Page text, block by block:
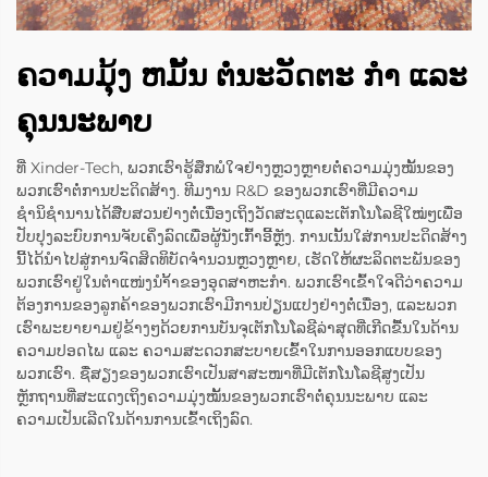
ຄວາມມຸ້ງ ຫມັ້ນ ຕໍ່ນະວັດຕະ ກໍາ ແລະ
ຄຸນນະພາບ
ທີ່ Xinder-Tech, ພວກເຮົາຮູ້ສຶກພໍໃຈຢ່າງຫຼວງຫຼາຍຕໍ່ຄວາມມຸ່ງໝັ້ນຂອງ
ພວກເຮົາຕໍ່ການປະດິດສ້າງ. ທີມງານ R&D ຂອງພວກເຮົາທີ່ມີຄວາມ
ຊຳນິຊຳນານໄດ້ສືບສວນຢ່າງຕໍ່ເນື່ອງເຖິງວັດສະດຸແລະເຕັກໂນໂລຊີໃໝ່ໆເພື່ອ
ປັບປຸງລະບົບການຈັບເຄິ່ງລົດເພື່ອຜູ້ນັ່ງເກົ້າອີ້ຫຼັງ. ການເນັ້ນໃສ່ການປະດິດສ້າງ
ນີ້ໄດ້ນຳໄປສູ່ການຈົດສິດທິບັດຈຳນວນຫຼວງຫຼາຍ, ເຮັດໃຫ້ຜະລິດຕະພັນຂອງ
ພວກເຮົາຢູ່ໃນຕຳແໜ່ງນຳ້້າຂອງອຸດສາຫະກຳ. ພວກເຮົາເຂົ້າໃຈດີວ່າຄວາມ
ຕ້ອງການຂອງລູກຄ້າຂອງພວກເຮົາມີການປ່ຽນແປງຢ່າງຕໍ່ເນື່ອງ, ແລະພວກ
ເຮົາພະຍາຍາມຢູ່ຂ້າງໆດ້ວຍການບັນຈຸເຕັກໂນໂລຊີລ່າສຸດທີ່ເກີດຂື້ນໃນດ້ານ
ຄວາມປອດໄພ ແລະ ຄວາມສະດວກສະບາຍເຂົ້າໃນການອອກແບບຂອງ
ພວກເຮົາ. ຊື່ສຽງຂອງພວກເຮົາເປັນສາສະໜາທີ່ມີເຕັກໂນໂລຊີສູງເປັນ
ຫຼັກຖານທີ່ສະແດງເຖິງຄວາມມຸ່ງໝັ້ນຂອງພວກເຮົາຕໍ່ຄຸນນະພາບ ແລະ
ຄວາມເປັນເລີດໃນດ້ານການເຂົ້າເຖິງລົດ.